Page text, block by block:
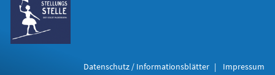
Datenschutz / Informationsblätter Impressum